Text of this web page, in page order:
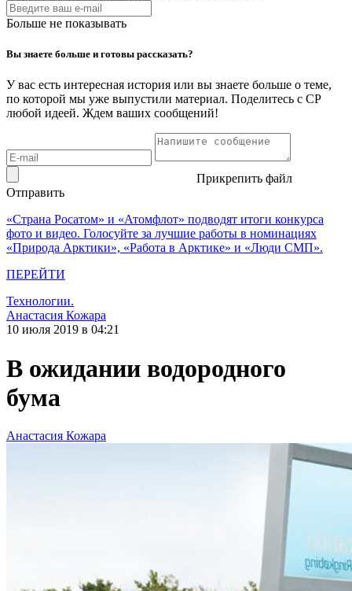
Больше не показывать
Вы знаете больше и готовы рассказать?
У вас есть интересная история или вы знаете больше о теме,
по которой мы уже выпустили материал. Поделитесь с СР
любой идеей. Ждем ваших сообщений!
Прикрепить файл
Отправить
«Страна Росатом» и «Атомфлот» подводят итоги конкурса
фото и видео. Голосуйте за лучшие работы в номинациях
«Природа Арктики», «Работа в Арктике» и «Люди СМП».
ПЕРЕЙТИ
Технологии.
Анастасия Кожара
10 июля 2019 в 04:21
В ожидании водородного
бума
Анастасия Кожара